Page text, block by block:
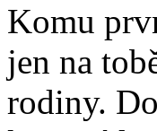
Komu
jen na
rodiny.